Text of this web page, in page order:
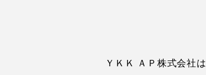
ＹＫＫ ＡＰ株式会社は